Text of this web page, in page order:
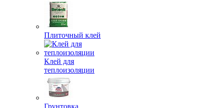
Плиточный клей
Клей для
теплоизоляции
Грунтовка